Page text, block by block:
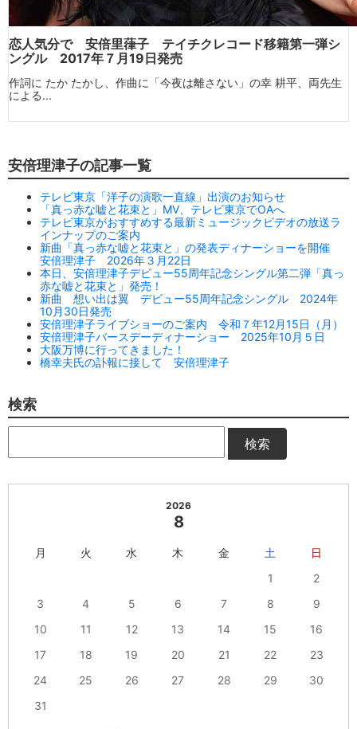
恋人気分で 安倍里葎子 テイチクレコード移籍第一弾シ
ングル 2017年７月19日発売
作詞に たか たかし、作曲に「今夜は離さない」の幸 耕平、両先生
による...
安倍理津子の記事一覧
テレビ東京「洋子の演歌一直線」出演のお知らせ
「真っ赤な嘘と花束と」MV、テレビ東京でOAへ
テレビ東京がおすすめする最新ミュージックビデオの放送ラ
インナップのご案内
新曲「真っ赤な嘘と花束と」の発表ディナーショーを開催
安倍理津子 2026年３月22日
本日、安倍理津子デビュー55周年記念シングル第二弾「真っ
赤な嘘と花束と」発売！
新曲 想い出は翼 デビュー55周年記念シングル 2024年
10月30日発売
安倍理津子ライブショーのご案内 令和７年12月15日（月）
安倍理津子バースデーディナーショー 2025年10月５日
大阪万博に行ってきました！
橋幸夫氏の訃報に接して 安倍理津子
検索
検索
2026
8
月 火 水 木 金 土
日
1
2
3
4 5 6 7 8
9
10
11 12 13 14 15
16
17
18 19 20 21 22
23
24
25 26 27 28 29
30
31